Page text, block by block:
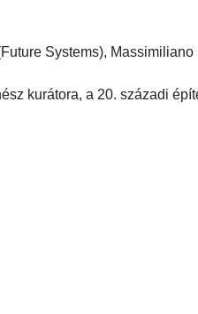
Systems), Massimiliano
kurátora, a 20. századi